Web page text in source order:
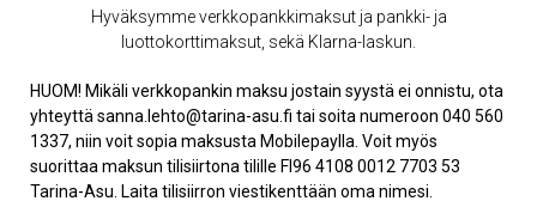
Hyväksymme verkkopankkimaksut ja pankki- ja
luottokorttimaksut, sekä Klarna-laskun.
HUOM! Mikäli verkkopankin maksu jostain syystä ei onnistu, ota
yhteyttä sanna.lehto@tarina-asu.fi tai soita numeroon 040 560
1337, niin voit sopia maksusta Mobilepaylla. Voit myös
suorittaa maksun tilisiirtona tilille FI96 4108 0012 7703 53
Tarina-Asu. Laita tilisiirron viestikenttään oma nimesi.